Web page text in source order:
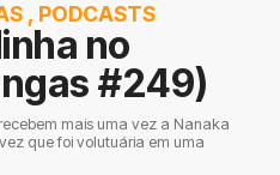
, PODCASTS
no
#249)
mais uma vez a Nanaka
que foi volutuária em uma